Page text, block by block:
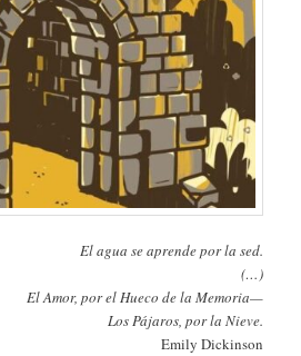
El agua se aprende por la sed.
(…)
El Amor, por el Hueco de la Memoria—
Los Pájaros, por la Nieve.
Emily Dickinson